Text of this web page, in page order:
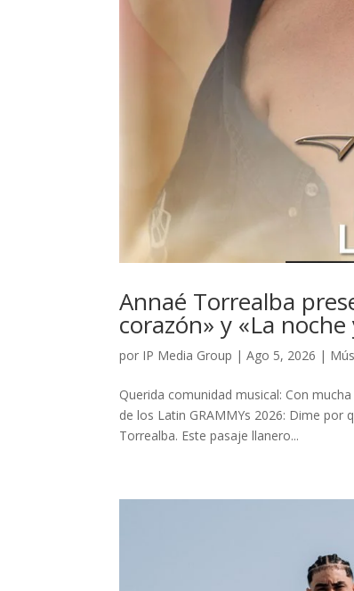
Annaé Torrealba
corazón» y «La
por IP Media Group |Ago 5, 2026 |
Querida comunidad musical: Con
de los Latin GRAMMYs 2026: Dime por
Torrealba. Este pasaje llanero...